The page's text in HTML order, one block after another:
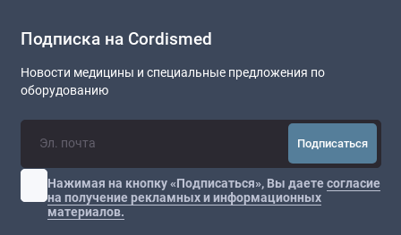
Подписка на Cordismed
Новости медицины и специальные предложения по
оборудованию
Подписаться
Нажимая на кнопку «Подписаться», Вы даетесогласие
на получение рекламных и информационных
материалов.